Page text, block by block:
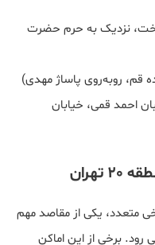
نزدیک به حرم حضرت
قم، روبه‌روی پاساژ مهدی)
احمد قمی، خیابان
متعدد، یکی از مقاصد مهم
رود. برخی از این اماکن